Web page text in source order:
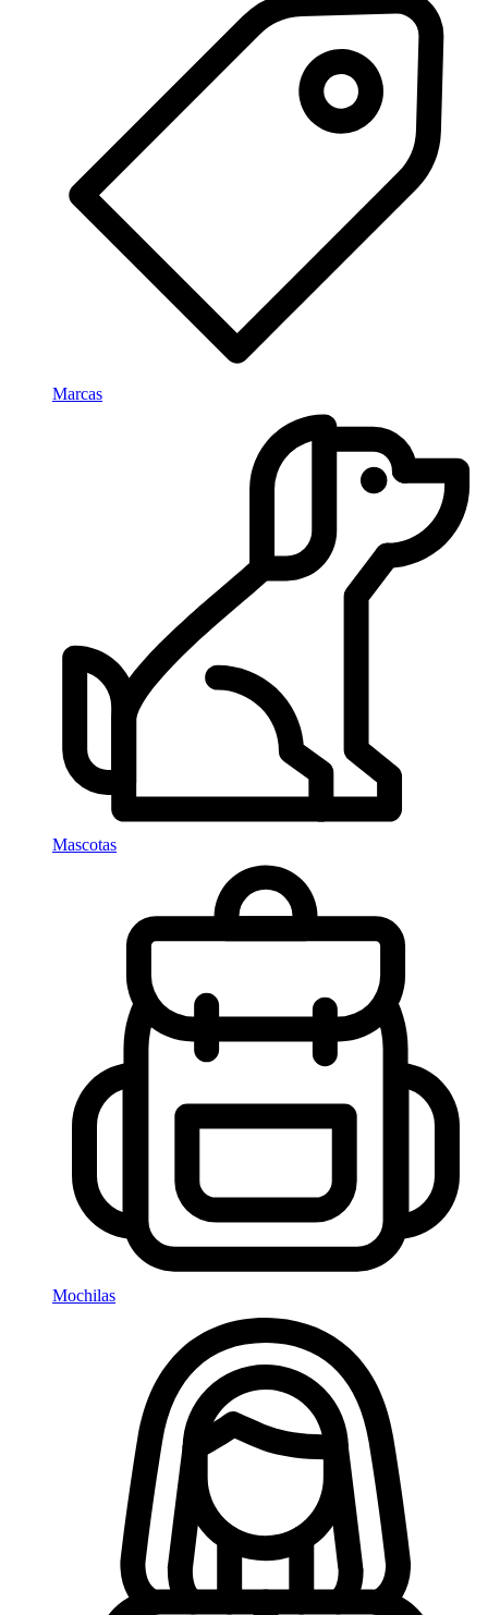
Marcas
Mascotas
Mochilas